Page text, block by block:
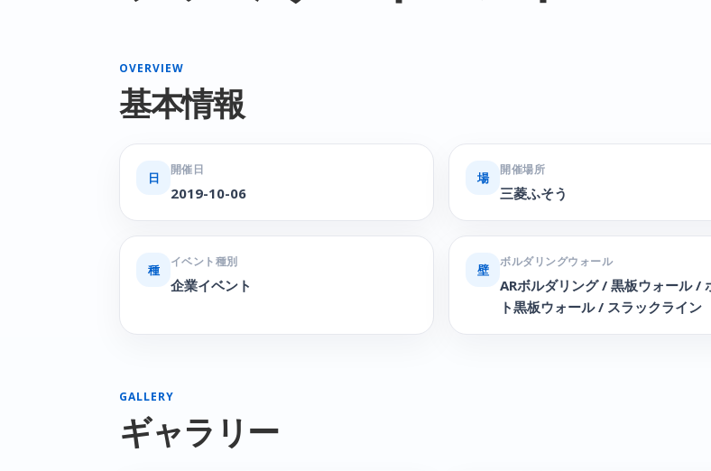
OVERVIEW
基本情報
日
開催日
2019-10-06
場
開催場所
三菱ふそう
種
イベント種別
企業イベント
壁
ボルダリングウォール
ARボルダリング / 黒板ウォール /
ト黒板ウォール / スラックライン
GALLERY
ギャラリー